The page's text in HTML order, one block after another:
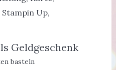
Geldgeschenk
basteln